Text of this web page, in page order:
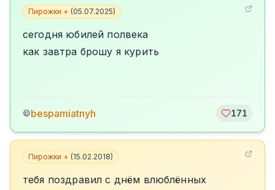
Пирожки + (05.07.2025)
сегодня юбилей полвека
как завтра брошу я курить
©bespamiatnyh 171
Пирожки + (15.02.2018)
тебя поздравил с днём влюблённых